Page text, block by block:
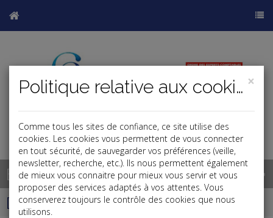
Base documentaire
Dépêches
×
Politique relative aux cookies
Comme tous les sites de confiance, ce site utilise des
cookies. Les cookies vous permettent de vous connecter
en tout sécurité, de sauvegarder vos préférences (veille,
newsletter, recherche, etc.). Ils nous permettent également
de mieux vous connaitre pour mieux vous servir et vous
proposer des services adaptés à vos attentes. Vous
conserverez toujours le contrôle des cookies que nous
utilisons.